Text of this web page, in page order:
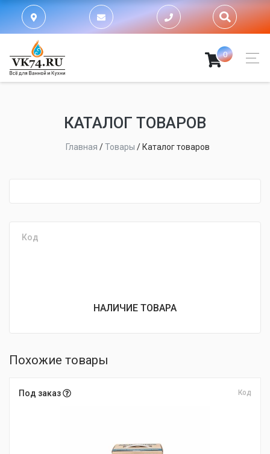
0
КАТАЛОГ ТОВАРОВ
Главная /Товары / Каталог товаров
Код
НАЛИЧИЕ ТОВАРА
Похожие товары
Под заказ Код